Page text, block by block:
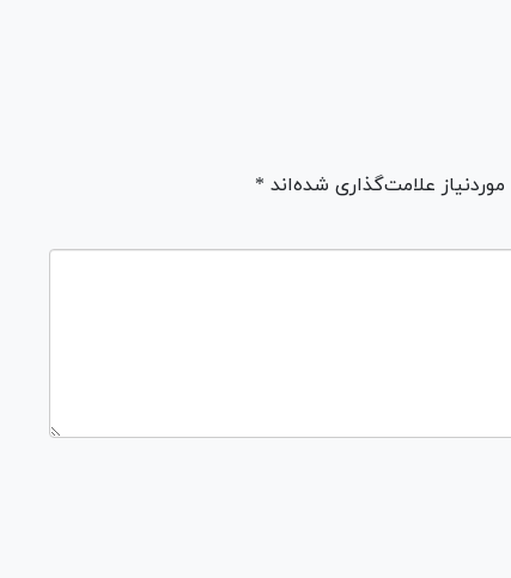
علامت‌گذاری شده‌اند *